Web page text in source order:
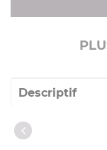
Descriptif
Caractéristiques